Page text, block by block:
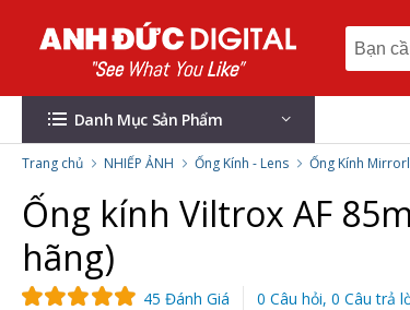
Danh Mục Sản Phẩm
Trang chủ NHIẾP ẢNH Ống Kính - Lens Ống Kính
Ống kính Viltrox AF
hãng)
45 Đánh Giá 0 Câu hỏi, 0 Câu trả